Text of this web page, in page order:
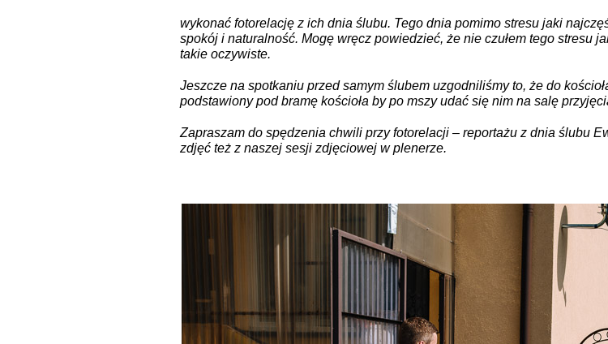
wykonać fotorelację z ich dnia ślubu. Tego dnia pomimo stresu jaki
spokój i naturalność. Mogę wręcz powiedzieć, że nie czułem tego stresu
takie oczywiste.
Jeszcze na spotkaniu przed samym ślubem uzgodniliśmy to, że do
podstawiony pod bramę kościoła by po mszy udać się nim na salę
Zapraszam do spędzenia chwili przy fotorelacji – reportażu z dnia ślubu
zdjęć też z naszej sesji zdjęciowej w plenerze.